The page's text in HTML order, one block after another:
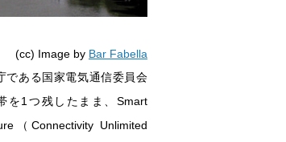
(cc) Image by Bar Fabella
である国家電気通信委員会
を1つ残したまま、Smart
（Connectivity Unlimited